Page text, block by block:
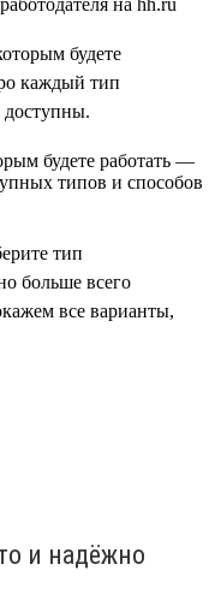
будете
каждый тип
доступны.
тип
больше всего
все варианты,
и надёжно